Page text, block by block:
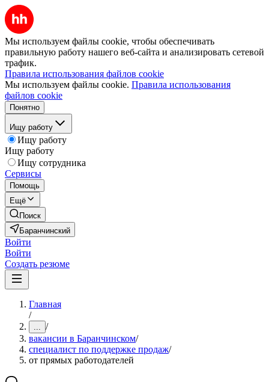
Мы используем файлы cookie, чтобы обеспечивать
правильную работу нашего веб-сайта и анализировать сетевой
трафик.
Правила использования файлов cookie
Мы используем файлы cookie. Правила использования
файлов cookie
Понятно
Ищу работу
Ищу работу
Ищу работу
Ищу сотрудника
Сервисы
Помощь
Ещё
Поиск
Баранчинский
Войти
Войти
Создать резюме
Главная
/
... /
вакансии в Баранчинском/
специалист по поддержке продаж/
от прямых работодателей